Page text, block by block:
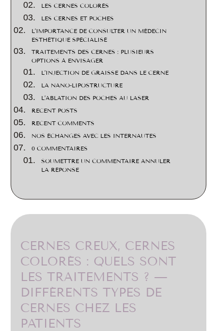
LES CERNES COLORÉS
LES CERNES ET POCHES
L’IMPORTANCE DE CONSULTER UN MÉDECIN
ESTHÉTIQUE SPÉCIALISÉ
TRAITEMENTS DES CERNES : PLUSIEURS
OPTIONS À ENVISAGER
L’INJECTION DE GRAISSE DANS LE CERNE
LA NANO-LIPOSTRUCTURE
L’ABLATION DES POCHES AU LASER
RECENT POSTS
RECENT COMMENTS
NOS ÉCHANGES AVEC LES INTERNAUTES
0 COMMENTAIRES
SOUMETTRE UN COMMENTAIRE ANNULER
LA RÉPONSE
CERNES CREUX, CERNES
COLORÉS : QUELS SONT
LES TRAITEMENTS ? —
DIFFÉRENTS TYPES DE
CERNES CHEZ LES
PATIENTS